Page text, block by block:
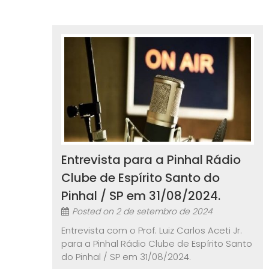
Entrevista para a Pinhal Rádio
Clube de Espírito Santo do
Pinhal / SP em 31/08/2024.
Posted on 2 de setembro de 2024
Entrevista com o Prof. Luiz Carlos Aceti Jr.
para a Pinhal Rádio Clube de Espírito Santo
do Pinhal / SP em 31/08/2024.